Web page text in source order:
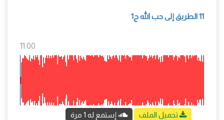
11 الطريق إلى حب الله ج1
11:00
تحميل الملف إستمع له 1 مرة